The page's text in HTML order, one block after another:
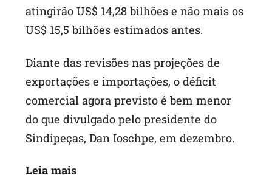
atingirão US$ 14,28 bilhões e não mais os
US$ 15,5 bilhões estimados antes.
Diante das revisões nas projeções de
exportações e importações, o déficit
comercial agora previsto é bem menor
do que divulgado pelo presidente do
Sindipeças, Dan Ioschpe, em dezembro.
Leia mais